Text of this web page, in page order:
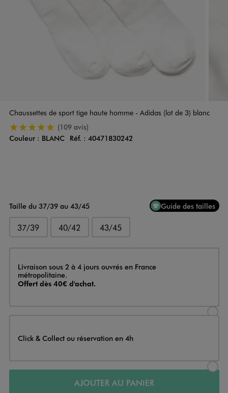
Chaussettes de sport tige haute homme - Adidas (lot de 3) blanc
5/5 de moyenne(109 avis)
Couleur
Couleur : BLANC Réf. : 40471830242
Taille du 37/39 au 43/45 Guide des tailles
37/39 40/42 43/45
Livraison
Livraison sous 2 à 4 jours ouvrés en France
métropolitaine.
Offert dès 40€ d'achat.
Click & Collect ou réservation en 4h
AJOUTER AU PANIER